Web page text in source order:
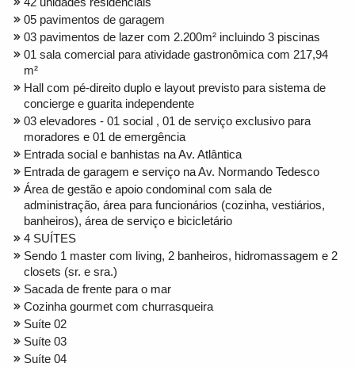
05 pavimentos de garagem
03 pavimentos de lazer com 2.200m² incluindo 3 piscinas
01 sala comercial para atividade gastronômica com 217,94
m²
Hall com pé-direito duplo e layout previsto para sistema de
concierge e guarita independente
03 elevadores - 01 social , 01 de serviço exclusivo para
moradores e 01 de emergência
Entrada social e banhistas na Av. Atlântica
Entrada de garagem e serviço na Av. Normando Tedesco
Área de gestão e apoio condominal com sala de
administração, área para funcionários (cozinha, vestiários,
banheiros), área de serviço e bicicletário
4 SUÍTES
Sendo 1 master com living, 2 banheiros, hidromassagem e 2
closets (sr. e sra.)
Sacada de frente para o mar
Cozinha gourmet com churrasqueira
Suíte 02
Suíte 03
Suíte 04